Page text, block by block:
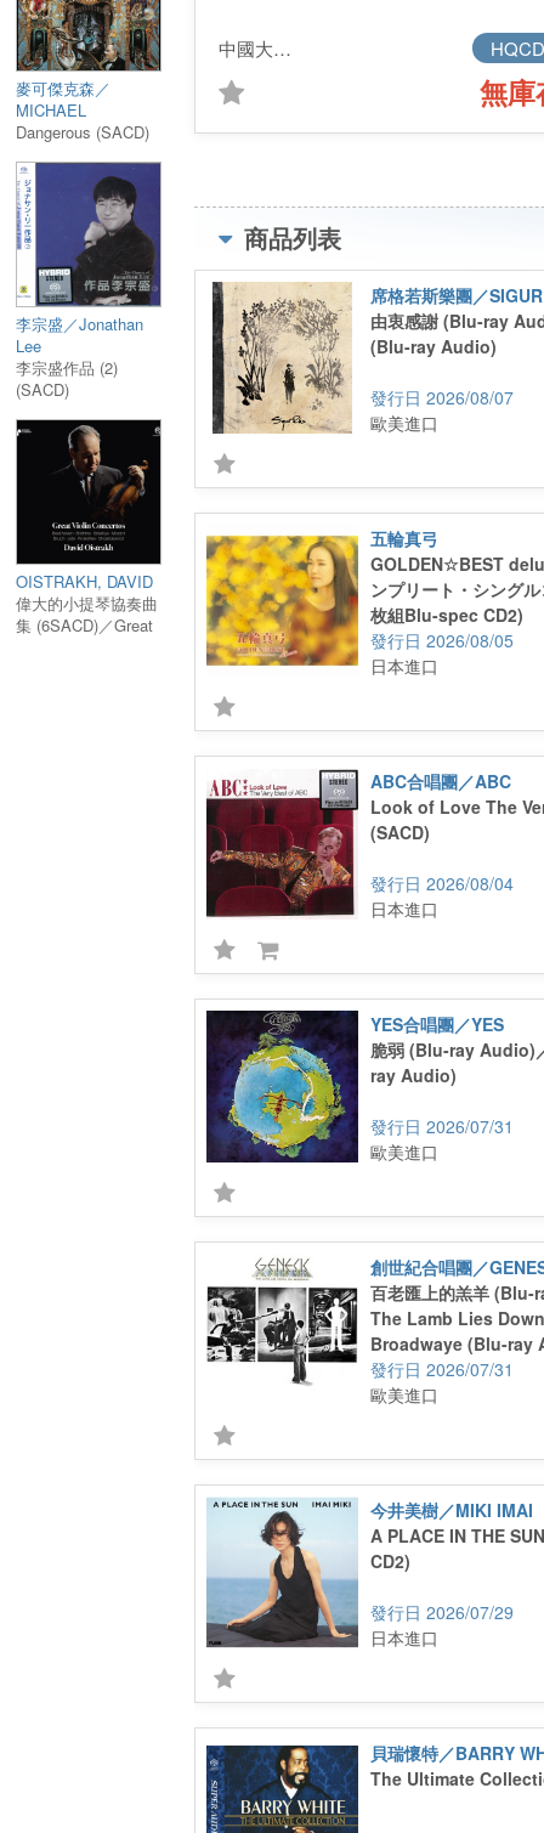
麥可傑克森／
MICHAEL
JACKSON
Dangerous (SACD)
李宗盛／Jonathan
Lee
李宗盛作品 (2)
(SACD)
OISTRAKH, DAVID
偉大的小提琴協奏曲
集 (6SACD)／Great
HQCD
中國大陸進口
無庫
商品列表
席格若斯樂團／
由衷感謝 (Blu-ray
(Blu-ray Audio)
2026/08/07
歐美進口
五輪真弓
GOLDEN☆BEST
ンプリート・シング
枚組Blu-spec CD2)
2026/08/05
日本進口
ABC合唱團／ABC
Look of Love The
(SACD)
2026/08/04
日本進口
YES合唱團／YES
脆弱 (Blu-ray Audio)
ray Audio)
2026/07/31
歐美進口
創世紀合唱團／
百老匯上的羔羊
The Lamb Lies
Broadwaye (Blu-ray
2026/07/31
歐美進口
今井美樹／MIKI IMAI
A PLACE IN THE
CD2)
2026/07/29
日本進口
貝瑞懷特／BARRY
The Ultimate